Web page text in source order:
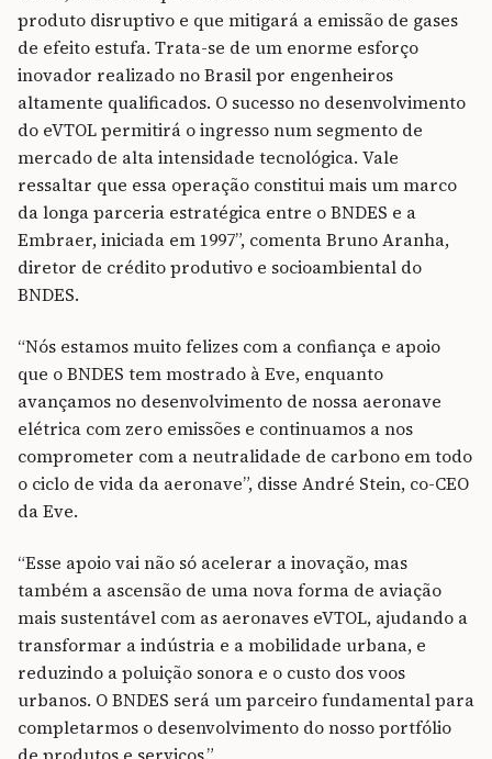
produto disruptivo e que mitigará a emissão de gases
de efeito estufa. Trata-se de um enorme esforço
inovador realizado no Brasil por engenheiros
altamente qualificados. O sucesso no desenvolvimento
do eVTOL permitirá o ingresso num segmento de
mercado de alta intensidade tecnológica. Vale
ressaltar que essa operação constitui mais um marco
da longa parceria estratégica entre o BNDES e a
Embraer, iniciada em 1997”, comenta Bruno Aranha,
diretor de crédito produtivo e socioambiental do
BNDES.
“Nós estamos muito felizes com a confiança e apoio
que o BNDES tem mostrado à Eve, enquanto
avançamos no desenvolvimento de nossa aeronave
elétrica com zero emissões e continuamos a nos
comprometer com a neutralidade de carbono em todo
o ciclo de vida da aeronave”, disse André Stein, co-CEO
da Eve.
“Esse apoio vai não só acelerar a inovação, mas
também a ascensão de uma nova forma de aviação
mais sustentável com as aeronaves eVTOL, ajudando a
transformar a indústria e a mobilidade urbana, e
reduzindo a poluição sonora e o custo dos voos
urbanos. O BNDES será um parceiro fundamental para
completarmos o desenvolvimento do nosso portfólio